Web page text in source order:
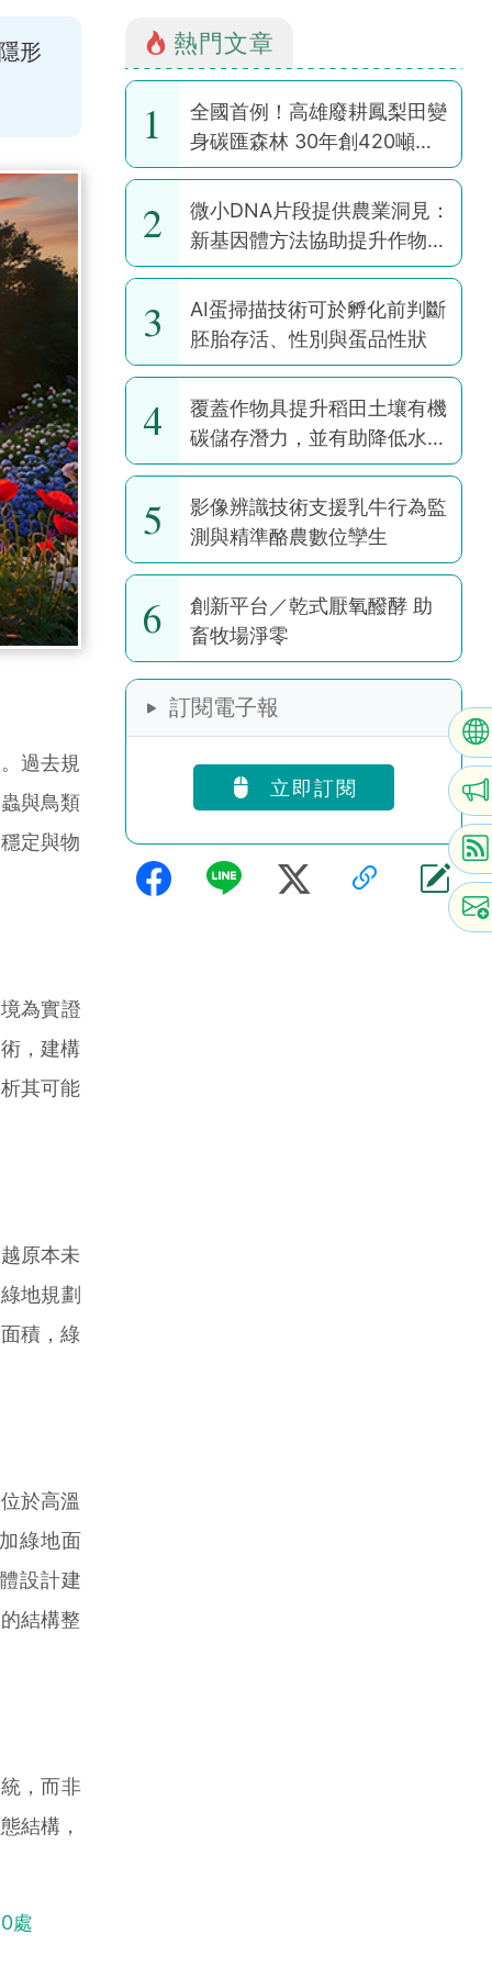
形
過去規
與鳥類
定與物
為實證
，建構
其可能
原本未
地規劃
積，綠
於高溫
綠地面
設計建
結構整
，而非
結構，
處
熱門文章
1
全國首例！高雄廢耕鳳梨田變
身碳匯森林 30年創420噸碳
權
2
微小DNA片段提供農業洞見：
新基因體方法協助提升作物韌
性
3
AI蛋掃描技術可於孵化前判斷
胚胎存活、性別與蛋品性狀
4
覆蓋作物具提升稻田土壤有機
碳儲存潛力，並有助降低水稻
耕作全球暖化潛勢
5
影像辨識技術支援乳牛行為監
測與精準酪農數位孿生
6
創新平台／乾式厭氧醱酵 助
畜牧場淨零
訂閱電子報
立即訂閱